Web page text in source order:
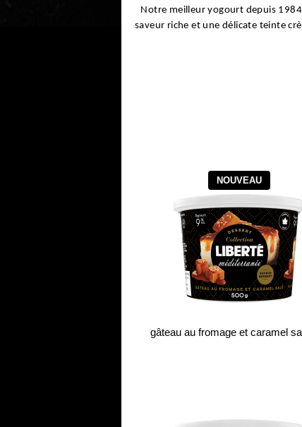
Notre meilleur yogourt depuis
saveur riche et une délicate teinte
NOUVEAU
gâteau au fromage et caramel